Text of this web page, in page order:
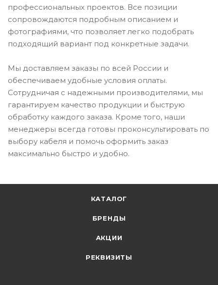
профессиональных проектов. Все позиции
сопровождаются подробным описанием и
фотографиями, что позволяет легко подобрать
подходящий вариант под конкретные задачи.
Мы доставляем заказы по всей России и
обеспечиваем удобные условия оплаты.
Сотрудничая с надежными производителями, мы
гарантируем качество продукции и быструю
обработку каждого заказа. Кроме того, наши
менеджеры всегда готовы проконсультировать по
выбору кабеля и помочь оформить заказ
максимально быстро и удобно.
КАТАЛОГ
БРЕНДЫ
АКЦИИ
РЕКВИЗИТЫ